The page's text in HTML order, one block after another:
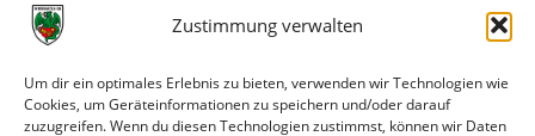
Zustimmung verwalten
Um dir ein optimales Erlebnis zu bieten, verwenden wir Technologien wie
Cookies, um Geräteinformationen zu speichern und/oder darauf
zuzugreifen. Wenn du diesen Technologien zustimmst, können wir Daten
31. Juli 2026
30. Juli 2026
Deine Spielminute: 89+1